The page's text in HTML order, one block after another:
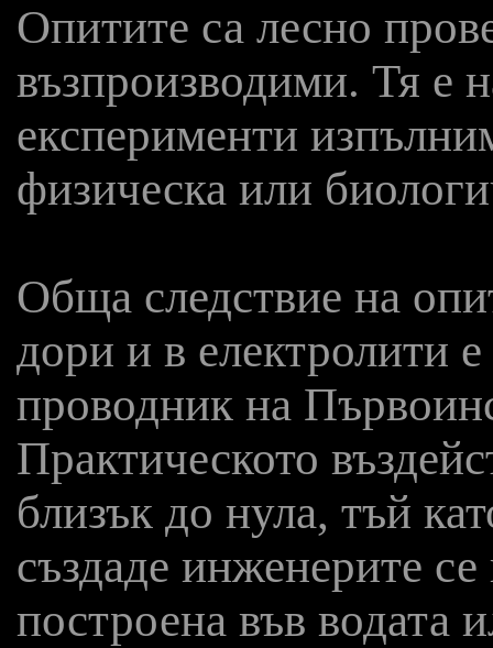
Опитите са лесно
възпроизводими. Тя е
експерименти
физическа или
Обща следствие на
дори и в електролити
проводник на
Практическото
близък до нула, тъй
създаде инженерите
построена във водата